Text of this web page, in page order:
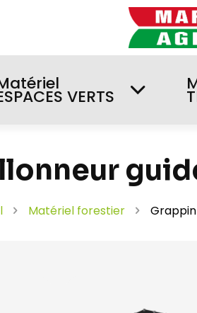
VERTS
Matériel forestier